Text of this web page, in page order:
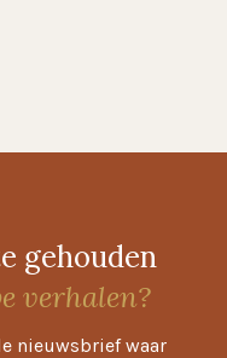
gehouden
verhalen?
nieuwsbrief waar